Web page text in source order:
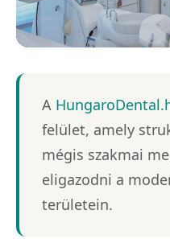
Páciensközpontú
fogászat •
A
felület, amely
mégis szakmai
eligazodni a
területein.